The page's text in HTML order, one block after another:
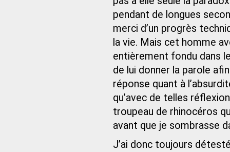
pendant de longues
merci d’un progrès
la vie. Mais cet homme
entièrement fondu dans
de lui donner la parole
réponse quant à
qu’avec de telles
troupeau de rhinocéros
avant que je sombrasse
J’ai donc toujours